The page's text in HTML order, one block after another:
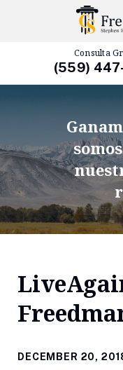
Consulta
(559)
somos
DECEMBER 20,